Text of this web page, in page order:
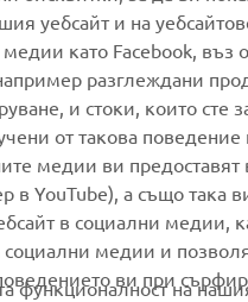
уебсайт и на
като Facebook, въз
разглеждани
и стоки, които сте
от такова
медии ви
в YouTube), а също така
в социални медии,
социални медии и
ви при
функционалност на